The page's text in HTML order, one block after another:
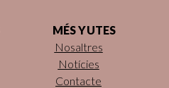
MÉS YUTES
Nosaltres
Notícies
Contacte